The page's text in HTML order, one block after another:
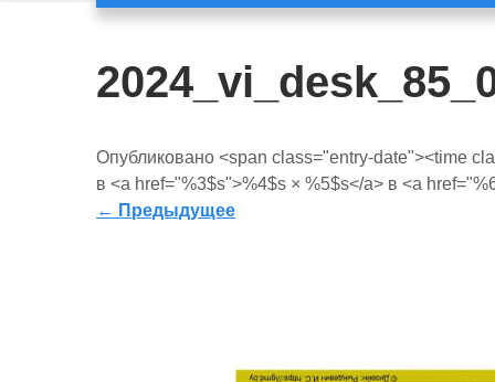
Опубликовано <span class="entry-date"><time
в <a href="%3$s">%4$s × %5$s</a> в <a
← Предыдущее